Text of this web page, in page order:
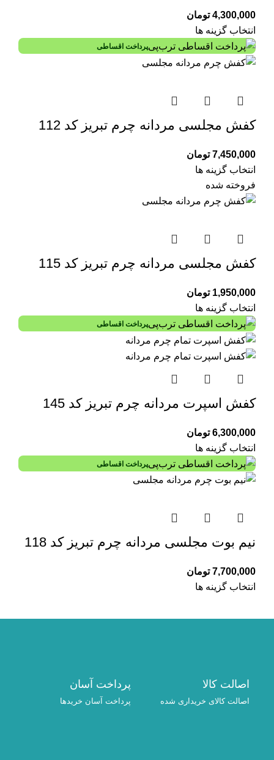
4,300,000 تومان
انتخاب گزینه ها
پرداخت اقساطی
کفش مجلسی مردانه چرم تبریز کد 112
7,450,000 تومان
انتخاب گزینه ها
فروخته شده
کفش مجلسی مردانه چرم تبریز کد 115
1,950,000 تومان
انتخاب گزینه ها
پرداخت اقساطی
کفش اسپرت مردانه چرم تبریز کد 145
6,300,000 تومان
انتخاب گزینه ها
پرداخت اقساطی
نیم بوت مجلسی مردانه چرم تبریز کد 118
7,700,000 تومان
انتخاب گزینه ها
اصالت کالا
اصالت کالای خریداری شده
پرداخت آسان
پرداخت آسان خریدها